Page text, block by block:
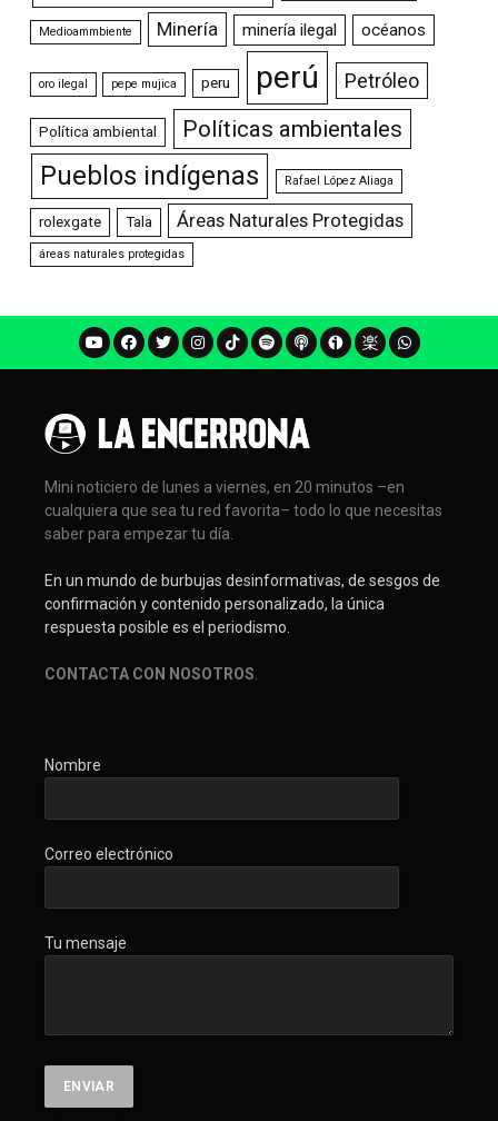
Medioammbiente Minería minería ilegal océanos
oro ilegal pepe mujica peru perú Petróleo
Política ambiental Políticas ambientales
Pueblos indígenas Rafael López Aliaga
rolexgate Tala Áreas Naturales Protegidas
áreas naturales protegidas
Mini noticiero de lunes a viernes, en 20 minutos –en
cualquiera que sea tu red favorita– todo lo que necesitas
saber para empezar tu día.
En un mundo de burbujas desinformativas, de sesgos de
confirmación y contenido personalizado, la única
respuesta posible es el periodismo.
CONTACTA CON NOSOTROS
Nombre
Correo electrónico
Tu mensaje